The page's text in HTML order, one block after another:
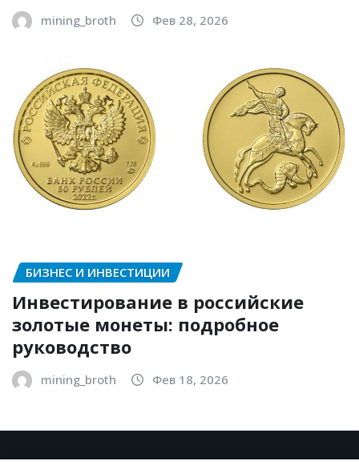
mining_broth Фев 28, 2026
БИЗНЕС И ИНВЕСТИЦИИ
Инвестирование в российские
золотые монеты: подробное
руководство
mining_broth Фев 18, 2026